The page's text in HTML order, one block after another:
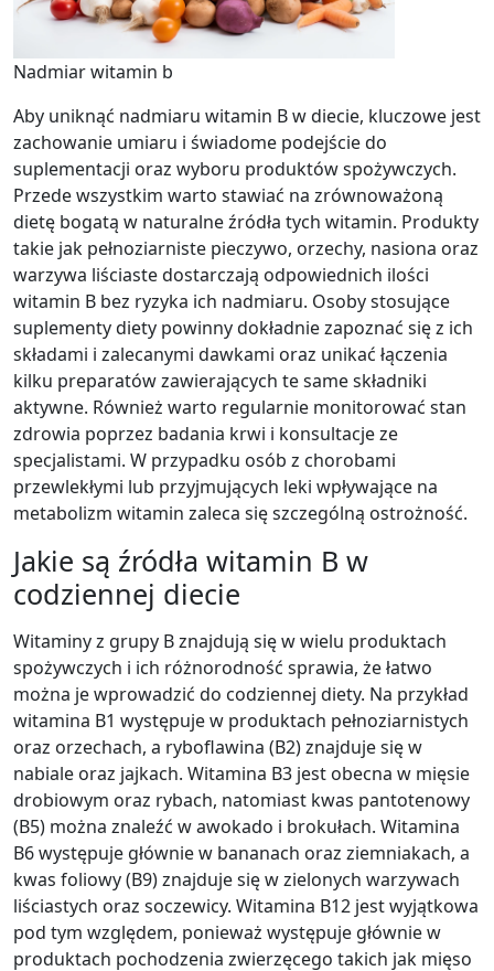
Nadmiar witamin b
Aby uniknąć nadmiaru witamin B w diecie, kluczowe jest
zachowanie umiaru i świadome podejście do
suplementacji oraz wyboru produktów spożywczych.
Przede wszystkim warto stawiać na zrównoważoną
dietę bogatą w naturalne źródła tych witamin. Produkty
takie jak pełnoziarniste pieczywo, orzechy, nasiona oraz
warzywa liściaste dostarczają odpowiednich ilości
witamin B bez ryzyka ich nadmiaru. Osoby stosujące
suplementy diety powinny dokładnie zapoznać się z ich
składami i zalecanymi dawkami oraz unikać łączenia
kilku preparatów zawierających te same składniki
aktywne. Również warto regularnie monitorować stan
zdrowia poprzez badania krwi i konsultacje ze
specjalistami. W przypadku osób z chorobami
przewlekłymi lub przyjmujących leki wpływające na
metabolizm witamin zaleca się szczególną ostrożność.
Jakie są źródła witamin B w
codziennej diecie
Witaminy z grupy B znajdują się w wielu produktach
spożywczych i ich różnorodność sprawia, że łatwo
można je wprowadzić do codziennej diety. Na przykład
witamina B1 występuje w produktach pełnoziarnistych
oraz orzechach, a ryboflawina (B2) znajduje się w
nabiale oraz jajkach. Witamina B3 jest obecna w mięsie
drobiowym oraz rybach, natomiast kwas pantotenowy
(B5) można znaleźć w awokado i brokułach. Witamina
B6 występuje głównie w bananach oraz ziemniakach, a
kwas foliowy (B9) znajduje się w zielonych warzywach
liściastych oraz soczewicy. Witamina B12 jest wyjątkowa
pod tym względem, ponieważ występuje głównie w
produktach pochodzenia zwierzęcego takich jak mięso